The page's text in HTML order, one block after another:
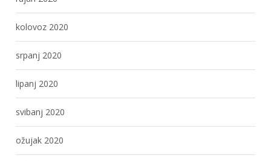
kolovoz 2020
srpanj 2020
lipanj 2020
svibanj 2020
ožujak 2020